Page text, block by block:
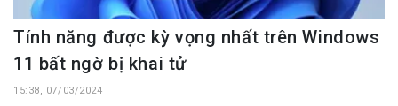
Tính năng được kỳ vọng nhất trên Windows
11 bất ngờ bị khai tử
15:38, 07/03/2024